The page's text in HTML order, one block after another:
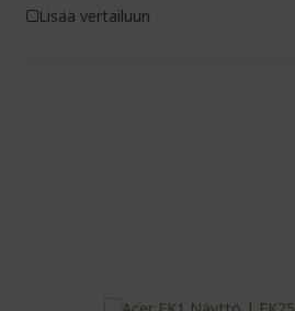
Lisää vertailuun